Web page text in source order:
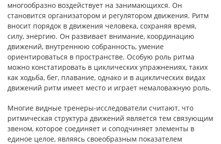
многообразно воздействует на занимающихся. Он
становится организатором и регулятором движения. Ритм
вносит порядок в движения человека, сохраняя время,
силу, энергию. Он развивает внимание, координацию
движений, внутреннюю собранность, умение
ориентироваться в пространстве. Особую роль ритма
можно констатировать в циклических упражнениях, таких
как ходьба, бег, плавание, однако и в ациклических видах
движений ритм имеет место и играет немаловажную роль.
Многие видные тренеры-исследователи считают, что
ритмическая структура движений является тем связующим
звеном, которое соединяет и соподчиняет элементы в
единое целое, являясь своеобразным показателем